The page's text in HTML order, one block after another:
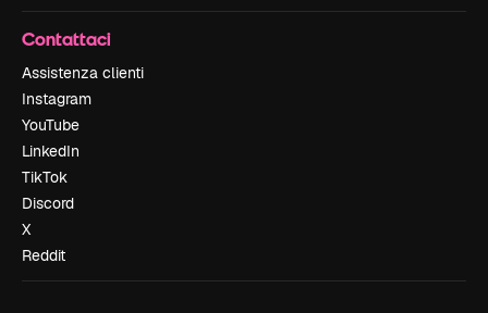
Contattaci
Assistenza clienti
Instagram
YouTube
LinkedIn
TikTok
Discord
X
Reddit